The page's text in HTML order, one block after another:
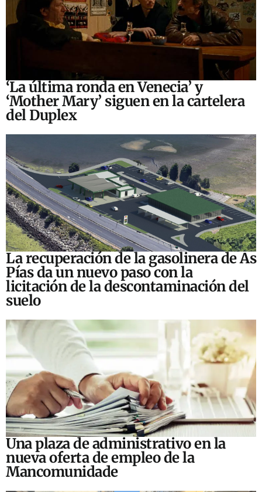
‘La última ronda en Venecia’ y
‘Mother Mary’ siguen en la cartelera
del Duplex
La recuperación de la gasolinera de As
Pías da un nuevo paso con la
licitación de la descontaminación del
suelo
Una plaza de administrativo en la
nueva oferta de empleo de la
Mancomunidade